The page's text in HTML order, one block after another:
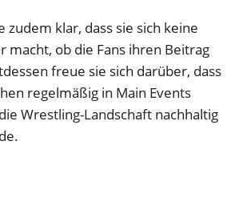
zudem klar, dass sie sich keine
macht, ob die Fans ihren Beitrag
freue sie sich darüber, dass
regelmäßig in Main Events
Wrestling-Landschaft nachhaltig